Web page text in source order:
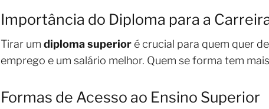
Importância do Diploma para a
Tirar um diploma superior é crucial para quem quer
emprego e um salário melhor. Quem se forma tem
Formas de Acesso ao Ensino Superior